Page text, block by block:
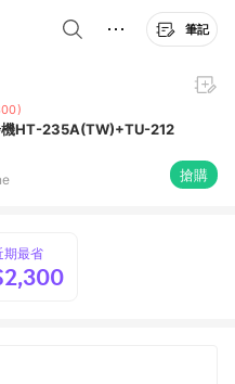
筆記
機HT-235A(TW)+TU-212
搶購
期最省